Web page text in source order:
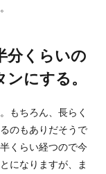
分くらいの
にする。
もちろん、長らく
のもありだそうで
くらい経つので今
になりますが、ま